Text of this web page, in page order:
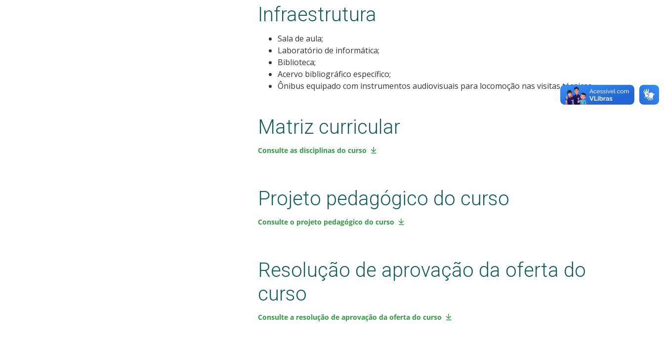
Infraestrutura
Sala de aula;
Laboratório de informática;
Biblioteca;
Acervo bibliográfico específico;
Ônibus equipado com instrumentos audiovisuais para locomoção nas visitas técnicas.
Matriz curricular
Consulte as disciplinas do curso
Projeto pedagógico do curso
Consulte o projeto pedagógico do curso
Resolução de aprovação da oferta do
curso
Consulte a resolução de aprovação da oferta do curso